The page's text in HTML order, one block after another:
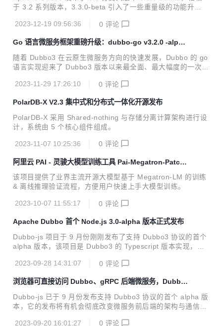
于 3.2 系列版本，3.3.0-beta 引入了一些重量级的功能升
2023-12-19 09:56:36
0 评论
Go 语言微服务框架重磅升级：dubbo-go v3.2.0 -alpha
版本预览
随着 Dubbo3 在云原生微服务方向的快速发展，Dubbo 的 go
语言实现迎来了 Dubbo3 版本以来最全面、最大幅度的一次升
测能力等。总的来说，新版本的 dubbo-go：
2023-11-29 17:26:10 0 评论
PolarDB-X V2.3 集中式和分布式一体化开源发布
PolarDB-X 采用 Shared-nothing 与存储分离计算架构进行设
计，系统由 5 个核心组件组成。
2023-11-07 10:25:36 0 评论
阿里云 PAI - 灵骏大模型训练工具 Pai-Megatron-Patch
正式开源
该项目提供了业界主流开源大模型基于 Megatron-LM 的训练
& 离线推理验证流程，方便用户快速上手大模型训练。
2023-10-07 11:55:17 0 评论
Apache Dubbo 首个 Node.js 3.0-alpha 版本正式发布
Dubbo-js 项目于 9 月份刚刚发布了支持 Dubbo3 协议的首个
alpha 版本，该项目是 Dubbo3 的 Typescript 版本实现，提
2023-09-28 14:31:07
0 评论
浏览器可直接访问 Dubbo、gRPC 后端微服务，Dubbo-
js 首个 alpha 版本来了！
Dubbo-js 已于 9 月份发布支持 Dubbo3 协议的首个 alpha 版
本，它的发布将有机会彻底改变微服务前后端的架构与通信模
2023-09-20 16:01:27 0 评论